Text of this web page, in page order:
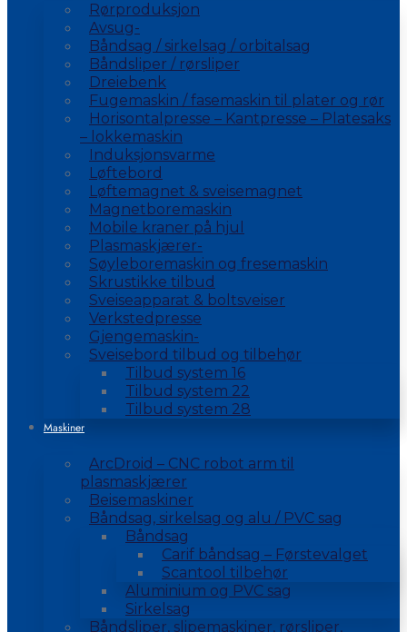
Rørproduksjon
Avsug-
Båndsag / sirkelsag / orbitalsag
Båndsliper / rørsliper
Dreiebenk
Fugemaskin / fasemaskin til plater og rør
Horisontalpresse – Kantpresse – Platesaks
– lokkemaskin
Induksjonsvarme
Løftebord
Løftemagnet & sveisemagnet
Magnetboremaskin
Mobile kraner på hjul
Plasmaskjærer-
Søyleboremaskin og fresemaskin
Skrustikke tilbud
Sveiseapparat & boltsveiser
Verkstedpresse
Gjengemaskin-
Sveisebord tilbud og tilbehør
Tilbud system 16
Tilbud system 22
Tilbud system 28
Maskiner
ArcDroid – CNC robot arm til
plasmaskjærer
Beisemaskiner
Båndsag, sirkelsag og alu / PVC sag
Båndsag
Carif båndsag – Førstevalget
Scantool tilbehør
Aluminium og PVC sag
Sirkelsag
Båndsliper, slipemaskiner, rørsliper,